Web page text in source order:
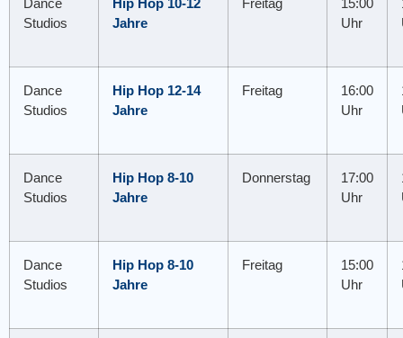
Dance
Studios
Hip Hop 10-12
Jahre
Freitag
15:00
Uhr
Dance
Studios
Hip Hop 12-14
Jahre
Freitag
16:00
Uhr
Dance
Studios
Hip Hop 8-10
Jahre
Donnerstag
17:00
Uhr
Dance
Studios
Hip Hop 8-10
Jahre
Freitag
15:00
Uhr